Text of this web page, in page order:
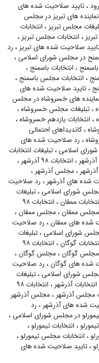
،تایید صلاحیت شده های
نماینده های تبریز در مجلس
مجلس تبریز، انتخابات
، انتخابات مجلس تبریز،
صلاحیت شده های تبریز، رد
در مجلس شورای اسلامی،
، انتخابات باسمنج ،
، انتخابات مجلس باسمنج ،
،تایید صلاحیت شده های
های خسروشاه در مجلس
،تبلیغات مجلس خسروشاه،
، انتخابات یازدهم خسروشاه،
،کاندیداهای احتمالی
، رد صلاحیت شده های
اسلامی،تبلیغات انتخابات
آذرشهر، انتخابات ۹۸ آذرشهر
،
،مجلس آذرشهر،
شده های آذرشهر، رد صلاحیت
شورای اسلامی،تبلیغات
ممقان،
انتخابات ۹۸
مجلس ممقان،مجلس ممقان،
شده های ممقان، رد صلاحیت
شورای اسلامی،تبلیغات
گوگان،
انتخابات ۹۸
مجلس گوگان،مجلس گوگان،
شده های گوگان، رد صلاحیت
مجلس شورای اسلامی،تبلیغات
انتخابات آذرشهر،
انتخابات ۹۸
مجلس آذرشهر،مجلس آذرشهر
شده های آذرشهر، رد
در مجلس شورای اسلامی،
، انتخابات تیمورلو،
، انتخابات مجلس تیمورلو،
،تایید صلاحیت شده های